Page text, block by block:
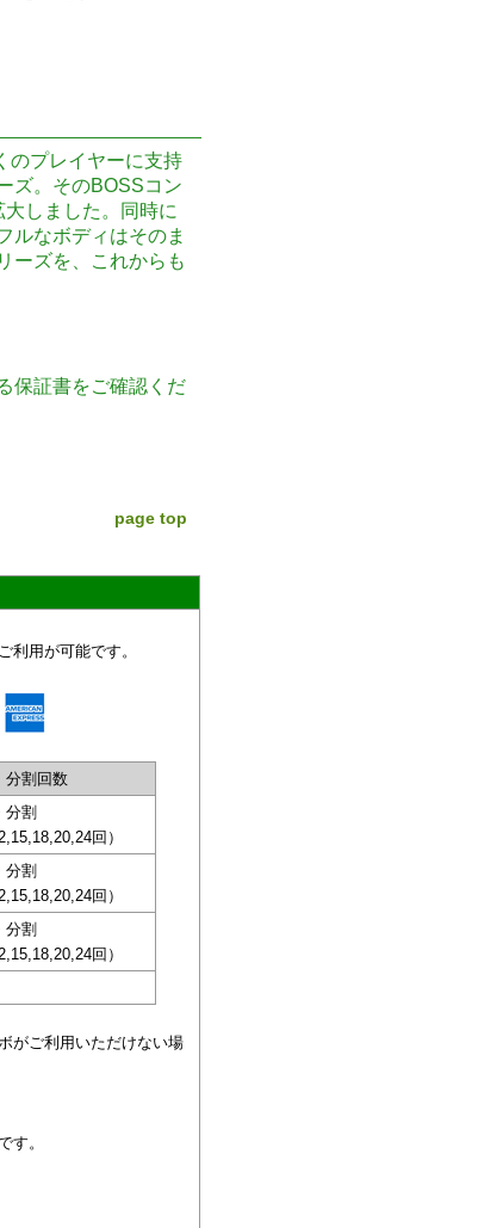
のプレイヤーに支持
ズ。そのBOSSコン
しました。同時に
ルなボディはそのま
ーズを、これからも
保証書をご確認くだ
page top
利用が可能です。
分割回数
分割
回）
分割
回）
分割
回）
がご利用いただけない場
す。